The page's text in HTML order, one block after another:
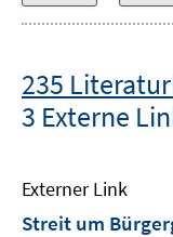
235
3 Externe
Externer Link
Streit um